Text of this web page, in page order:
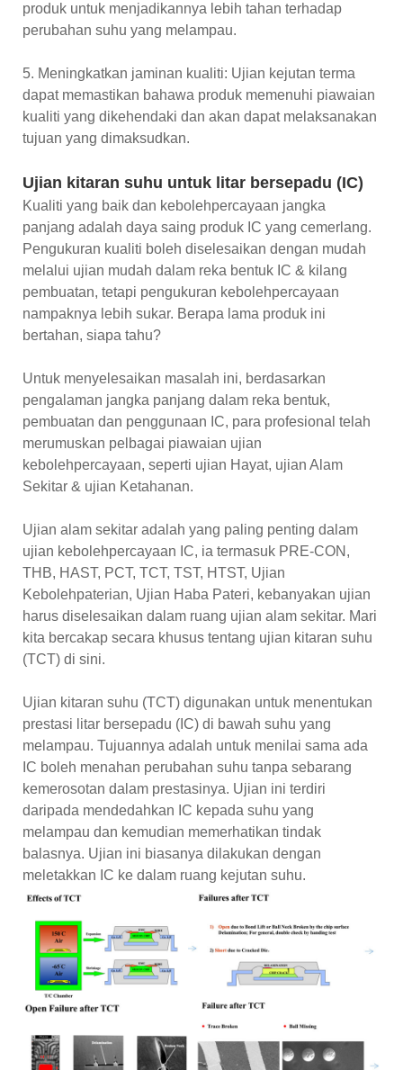
produk untuk menjadikannya lebih tahan terhadap
perubahan suhu yang melampau.
5. Meningkatkan jaminan kualiti: Ujian kejutan terma
dapat memastikan bahawa produk memenuhi piawaian
kualiti yang dikehendaki dan akan dapat melaksanakan
tujuan yang dimaksudkan.
Ujian kitaran suhu untuk litar bersepadu (IC)
Kualiti yang baik dan kebolehpercayaan jangka
panjang adalah daya saing produk IC yang cemerlang.
Pengukuran kualiti boleh diselesaikan dengan mudah
melalui ujian mudah dalam reka bentuk IC & kilang
pembuatan, tetapi pengukuran kebolehpercayaan
nampaknya lebih sukar. Berapa lama produk ini
bertahan, siapa tahu?
Untuk menyelesaikan masalah ini, berdasarkan
pengalaman jangka panjang dalam reka bentuk,
pembuatan dan penggunaan IC, para profesional telah
merumuskan pelbagai piawaian ujian
kebolehpercayaan, seperti ujian Hayat, ujian Alam
Sekitar & ujian Ketahanan.
Ujian alam sekitar adalah yang paling penting dalam
ujian kebolehpercayaan IC, ia termasuk PRE-CON,
THB, HAST, PCT, TCT, TST, HTST, Ujian
Kebolehpaterian, Ujian Haba Pateri, kebanyakan ujian
harus diselesaikan dalam ruang ujian alam sekitar. Mari
kita bercakap secara khusus tentang ujian kitaran suhu
(TCT) di sini.
Ujian kitaran suhu (TCT) digunakan untuk menentukan
prestasi litar bersepadu (IC) di bawah suhu yang
melampau. Tujuannya adalah untuk menilai sama ada
IC boleh menahan perubahan suhu tanpa sebarang
kemerosotan dalam prestasinya. Ujian ini terdiri
daripada mendedahkan IC kepada suhu yang
melampau dan kemudian memerhatikan tindak
balasnya. Ujian ini biasanya dilakukan dengan
meletakkan IC ke dalam ruang kejutan suhu.